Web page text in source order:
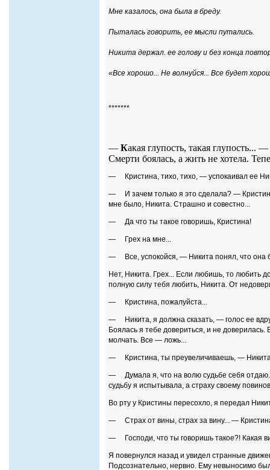
Мне казалось, она была в бреду.
Пыталась говорить, ее мысли путались.
Никита держал. ее голову и без конца
«Все хорошо... Не волнуйся... Все будет
*******
— Какая глупость, такая
Смерти боялась, а жить не хотела.
— Кристина, тихо, тихо, — успокаивал ее
— И зачем только я это сделала? —
мне было, Никита. Страшно и совестно...
— Да что ты такое говоришь, Кристина!
— Грех на мне...
— Все, успокойся, — Никита понял, что она
Нет, Никита. Грех... Если любишь, то любить
полную силу тебя любить, Никита. От
— Кристина, пожалуйста...
— Никита, я должна сказать, — голос ее
Боялась я тебе довериться, и не
молчать. Все — ложь...
— Кристина, ты преувеличиваешь, — Никита,
— Думала я, что на волю судьбе себя отдаю.
судьбу я испытывала, а страху своему
Во рту у Кристины пересохло, я передал
— Страх от вины, страх за вину... —
— Господи, что ты говоришь такое?! Какая
Я повернулся назад и увидел странные
Подсознательно, нервно. Ему невыносимо